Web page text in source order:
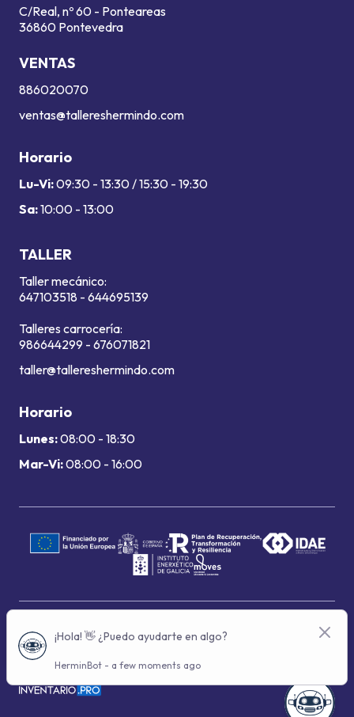
C/Real, nº 60 - Ponteareas
36860 Pontevedra
VENTAS
886020070
ventas@tallereshermindo.com
Horario
Lu-Vi:09:30 - 13:30 / 15:30 - 19:30
Sa:10:00 - 13:00
TALLER
Taller mecánico:
647103518 - 644695139
Talleres carrocería:
986644299 - 676071821
taller@tallereshermindo.com
Horario
Lunes:08:00 - 18:30
Mar-Vi:08:00 - 16:00
Términos de uso
Política de privacidad
Política de cookies
© 2024 Grupo Hermindo - Con la tecnología de: